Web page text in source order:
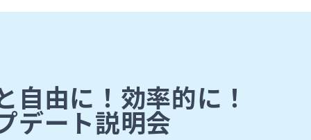
自由に！効率的に！
デート説明会